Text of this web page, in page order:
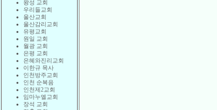
왕성 교회
우리들교회
울산교회
울산감리교회
유평교회
원일 교회
월광 교회
은평 교회
은혜와진리교회
이한규 목사
인천방주교회
인천 순복음
인천제2교회
임마누엘교회
장석 교회